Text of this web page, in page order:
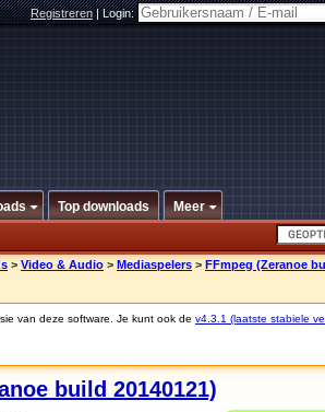
Registreren|Login:
Top downloads Meer
> Video & Audio > Mediaspelers > FFmpeg (Zeranoe
van deze software. Je kunt ook de v4.3.1 (laatste stabiele
build 20140121)